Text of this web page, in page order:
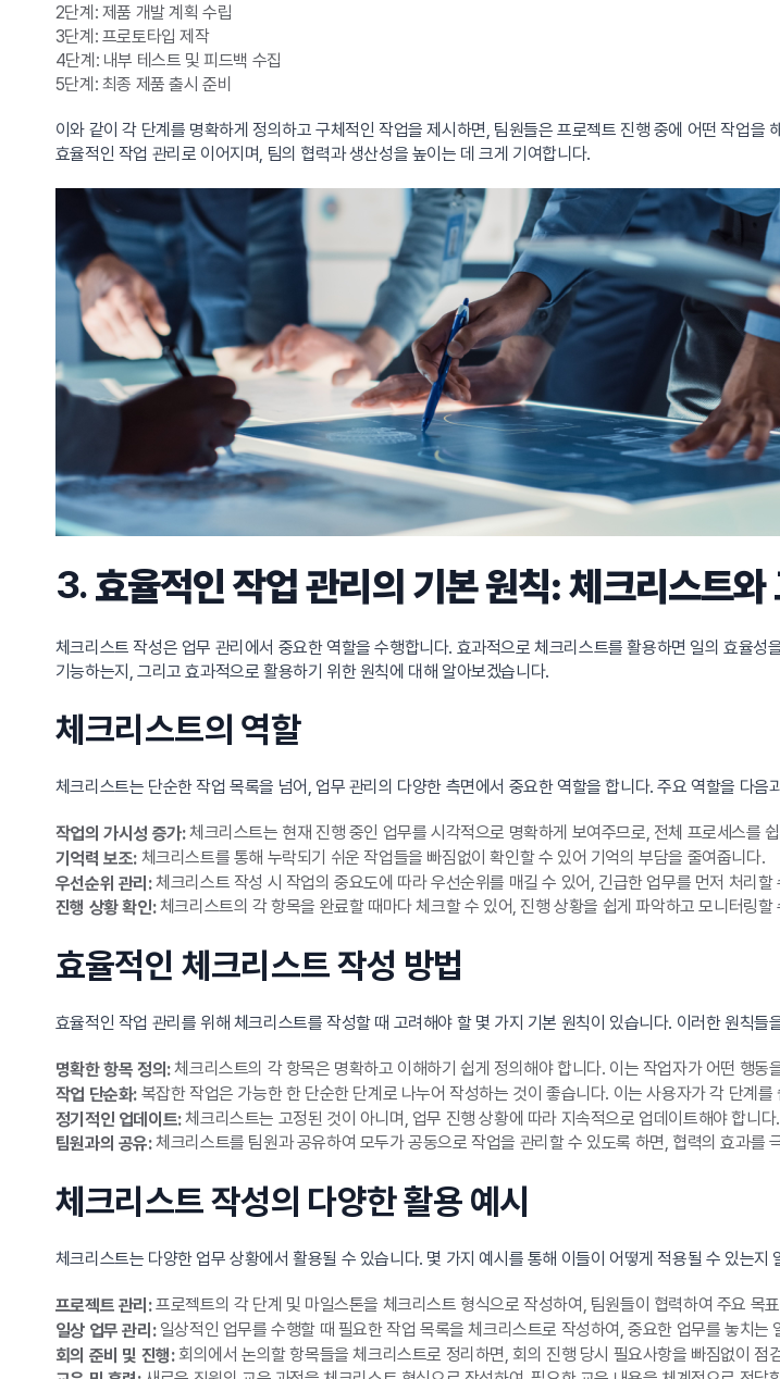
2단계: 제품 개발 계획 수립
3단계: 프로토타입 제작
4단계: 내부 테스트 및 피드백 수집
5단계: 최종 제품 출시 준비
이와 같이 각 단계를 명확하게 정의하고 구체적인 작업을 제시하면, 팀원들은 프로젝트 진행 중에 어떤 작업
효율적인 작업 관리로 이어지며, 팀의 협력과 생산성을 높이는 데 크게 기여합니다.
3.효율적인 작업 관리의 기본 원칙: 체크리스트와
체크리스트 작성은 업무 관리에서 중요한 역할을 수행합니다. 효과적으로 체크리스트를 활용하면 일의 효율
기능하는지, 그리고 효과적으로 활용하기 위한 원칙에 대해 알아보겠습니다.
체크리스트의 역할
체크리스트는 단순한 작업 목록을 넘어, 업무 관리의 다양한 측면에서 중요한 역할을 합니다. 주요 역할을 다음
작업의 가시성 증가:체크리스트는 현재 진행 중인 업무를 시각적으로 명확하게 보여주므로, 전체 프로세스를
기억력 보조:체크리스트를 통해 누락되기 쉬운 작업들을 빠짐없이 확인할 수 있어 기억의 부담을 줄여줍니다.
우선순위 관리:체크리스트 작성 시 작업의 중요도에 따라 우선순위를 매길 수 있어, 긴급한 업무를 먼저 처리할
진행 상황 확인:체크리스트의 각 항목을 완료할 때마다 체크할 수 있어, 진행 상황을 쉽게 파악하고 모니터링할
효율적인 체크리스트 작성 방법
효율적인 작업 관리를 위해 체크리스트를 작성할 때 고려해야 할 몇 가지 기본 원칙이 있습니다. 이러한 원칙
명확한 항목 정의:체크리스트의 각 항목은 명확하고 이해하기 쉽게 정의해야 합니다. 이는 작업자가 어떤 행동
작업 단순화:복잡한 작업은 가능한 한 단순한 단계로 나누어 작성하는 것이 좋습니다. 이는 사용자가 각 단계를
정기적인 업데이트:체크리스트는 고정된 것이 아니며, 업무 진행 상황에 따라 지속적으로 업데이트해야 합니
팀원과의 공유:체크리스트를 팀원과 공유하여 모두가 공동으로 작업을 관리할 수 있도록 하면, 협력의 효과를
체크리스트 작성의 다양한 활용 예시
체크리스트는 다양한 업무 상황에서 활용될 수 있습니다. 몇 가지 예시를 통해 이들이 어떻게 적용될 수 있는지
프로젝트 관리:프로젝트의 각 단계 및 마일스톤을 체크리스트 형식으로 작성하여, 팀원들이 협력하여 주요 목
일상 업무 관리:일상적인 업무를 수행할 때 필요한 작업 목록을 체크리스트로 작성하여, 중요한 업무를 놓치는
회의 준비 및 진행:회의에서 논의할 항목들을 체크리스트로 정리하면, 회의 진행 당시 필요사항을 빠짐없이 점